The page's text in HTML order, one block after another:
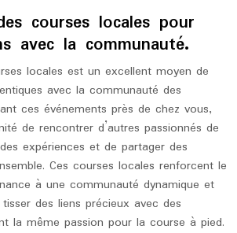
courses locales pour
avec la communauté.
locales est un excellent moyen de
avec la communauté des
ces événements près de chez vous,
de rencontrer d’autres passionnés de
expériences et de partager des
Ces courses locales renforcent le
à une communauté dynamique et
des liens précieux avec des
la même passion pour la course à pied.